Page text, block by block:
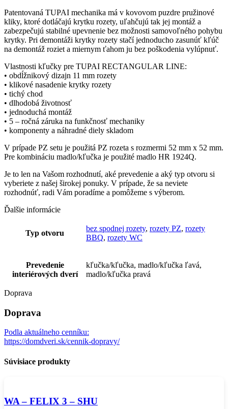
Patentovaná TUPAI mechanika má v kovovom puzdre pružinové
kliky, ktoré dotláčajú krytku rozety, uľahčujú tak jej montáž a
zabezpečujú stabilné upevnenie bez možnosti samovoľného pohybu
krytky. Pri demontáži krytky rozety stačí jednoducho zasunúť kľúč
na demontáž roziet a miernym ťahom ju bez poškodenia vylúpnuť.
Vlastnosti kľučky pre TUPAI RECTANGULAR LINE:
• obdĺžnikový dizajn 11 mm rozety
• klikové nasadenie krytky rozety
• tichý chod
• dlhodobá životnosť
• jednoduchá montáž
• 5 – ročná záruka na funkčnosť mechaniky
• komponenty a náhradné diely skladom
V prípade PZ setu je použitá PZ rozeta s rozmermi 52 mm x 52 mm.
Pre kombináciu madlo/kľučka je použité madlo HR 1924Q.
Je to len na Vašom rozhodnutí, aké prevedenie a aký typ otvoru si
vyberiete z našej širokej ponuky. V prípade, že sa neviete
rozhodnúť, radi Vám poradíme a pomôžeme s výberom.
Ďalšie informácie
Typ otvoru
bez spodnej rozety, rozety PZ, rozety
BBQ, rozety WC
Prevedenie
interiérových dverí
kľučka/kľučka, madlo/kľučka ľavá,
madlo/kľučka pravá
Doprava
Doprava
Podla aktuálneho cenníku:
https://domdveri.sk/cennik-dopravy/
Súvisiace produkty
WA – FELIX 3 – SHU